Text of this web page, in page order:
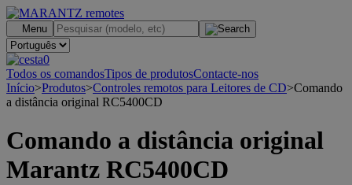
Menu
0
Todos os comandosTipos de produtosContacte-nos
Início>Produtos>Controles remotos para Leitores de CD>Comando
a distância original RC5400CD
Comando a distância original
Marantz RC5400CD